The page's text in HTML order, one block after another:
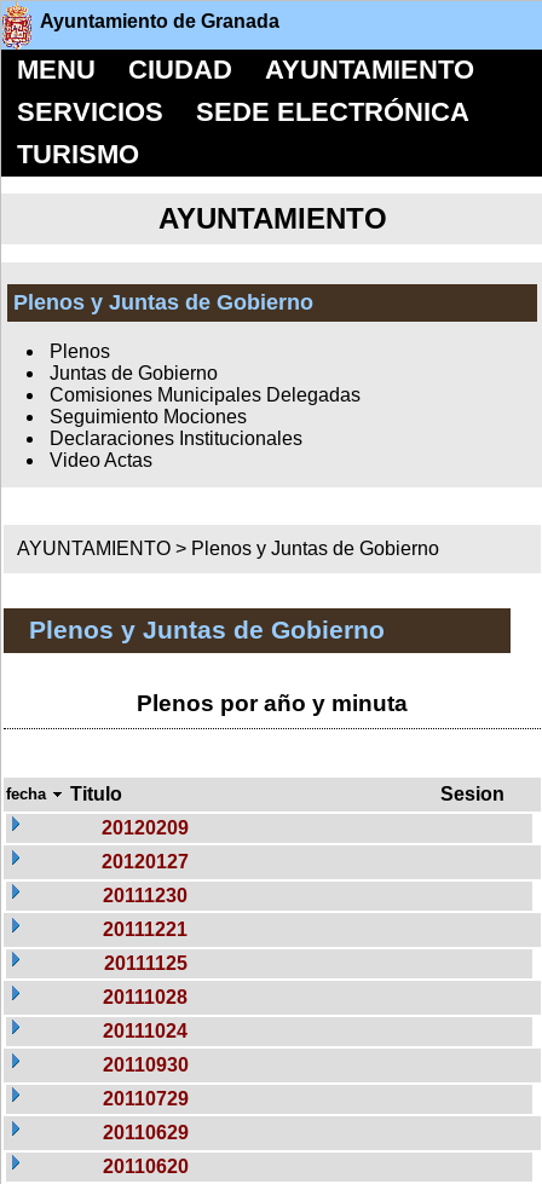
Ayuntamiento de Granada
MENU CIUDAD
AYUNTAMIENTO
SERVICIOS
SEDE ELECTRÓNICA
TURISMO
AYUNTAMIENTO
Plenos y Juntas de Gobierno
Plenos
Juntas de Gobierno
Comisiones Municipales Delegadas
Seguimiento Mociones
Declaraciones Institucionales
Video Actas
AYUNTAMIENTO > Plenos y Juntas de Gobierno
Plenos y Juntas de Gobierno
Plenos por año y minuta
fecha Titulo
Sesion
20120209
20120127
20111230
20111221
20111125
20111028
20111024
20110930
20110729
20110629
20110620